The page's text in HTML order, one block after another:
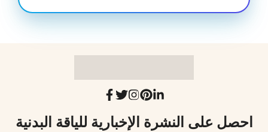
احصل على النشرة الإخبارية للياقة البدنية